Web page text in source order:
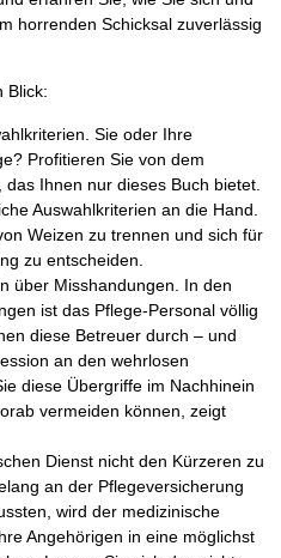
horrenden Schicksal zuverlässig
Blick:
Sie oder Ihre
Profitieren Sie von dem
Ihnen nur dieses Buch bietet.
Auswahlkriterien an die Hand.
Weizen zu trennen und sich für
zu entscheiden.
über Misshandungen. In den
ist das Pflege-Personal völlig
diese Betreuer durch – und
an den wehrlosen
diese Übergriffe im Nachhinein
vermeiden können, zeigt
Dienst nicht den Kürzeren zu
an der Pflegeversicherung
wird der medizinische
Angehörigen in eine möglichst